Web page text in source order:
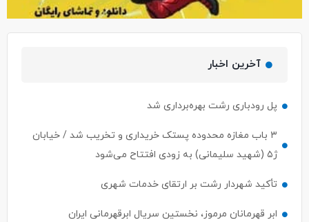
آخرین اخبار
پل رودباری رشت بهره‌برداری شد
۳ باب مغازه محدوده پستک خریداری و تخریب شد / خیابان
ژ۵ (شهید سلیمانی) به زودی افتتاح می‌شود
تأکید شهردار رشت بر ارتقای خدمات شهری
ابر قهرمانان مرموز، نخستین سریال ابرقهرمانی ایران